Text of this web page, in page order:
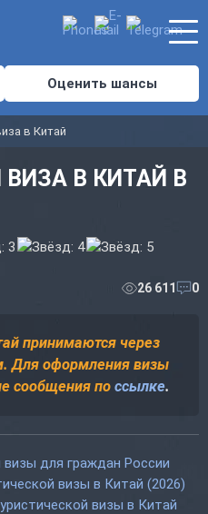
Оценить шансы
в Китай
В КИТАЙ В
26 611 0
принимаются через
Для оформления визы
сообщения по ссылке.
для граждан России
визы в Китай (2026)
визы в Китай